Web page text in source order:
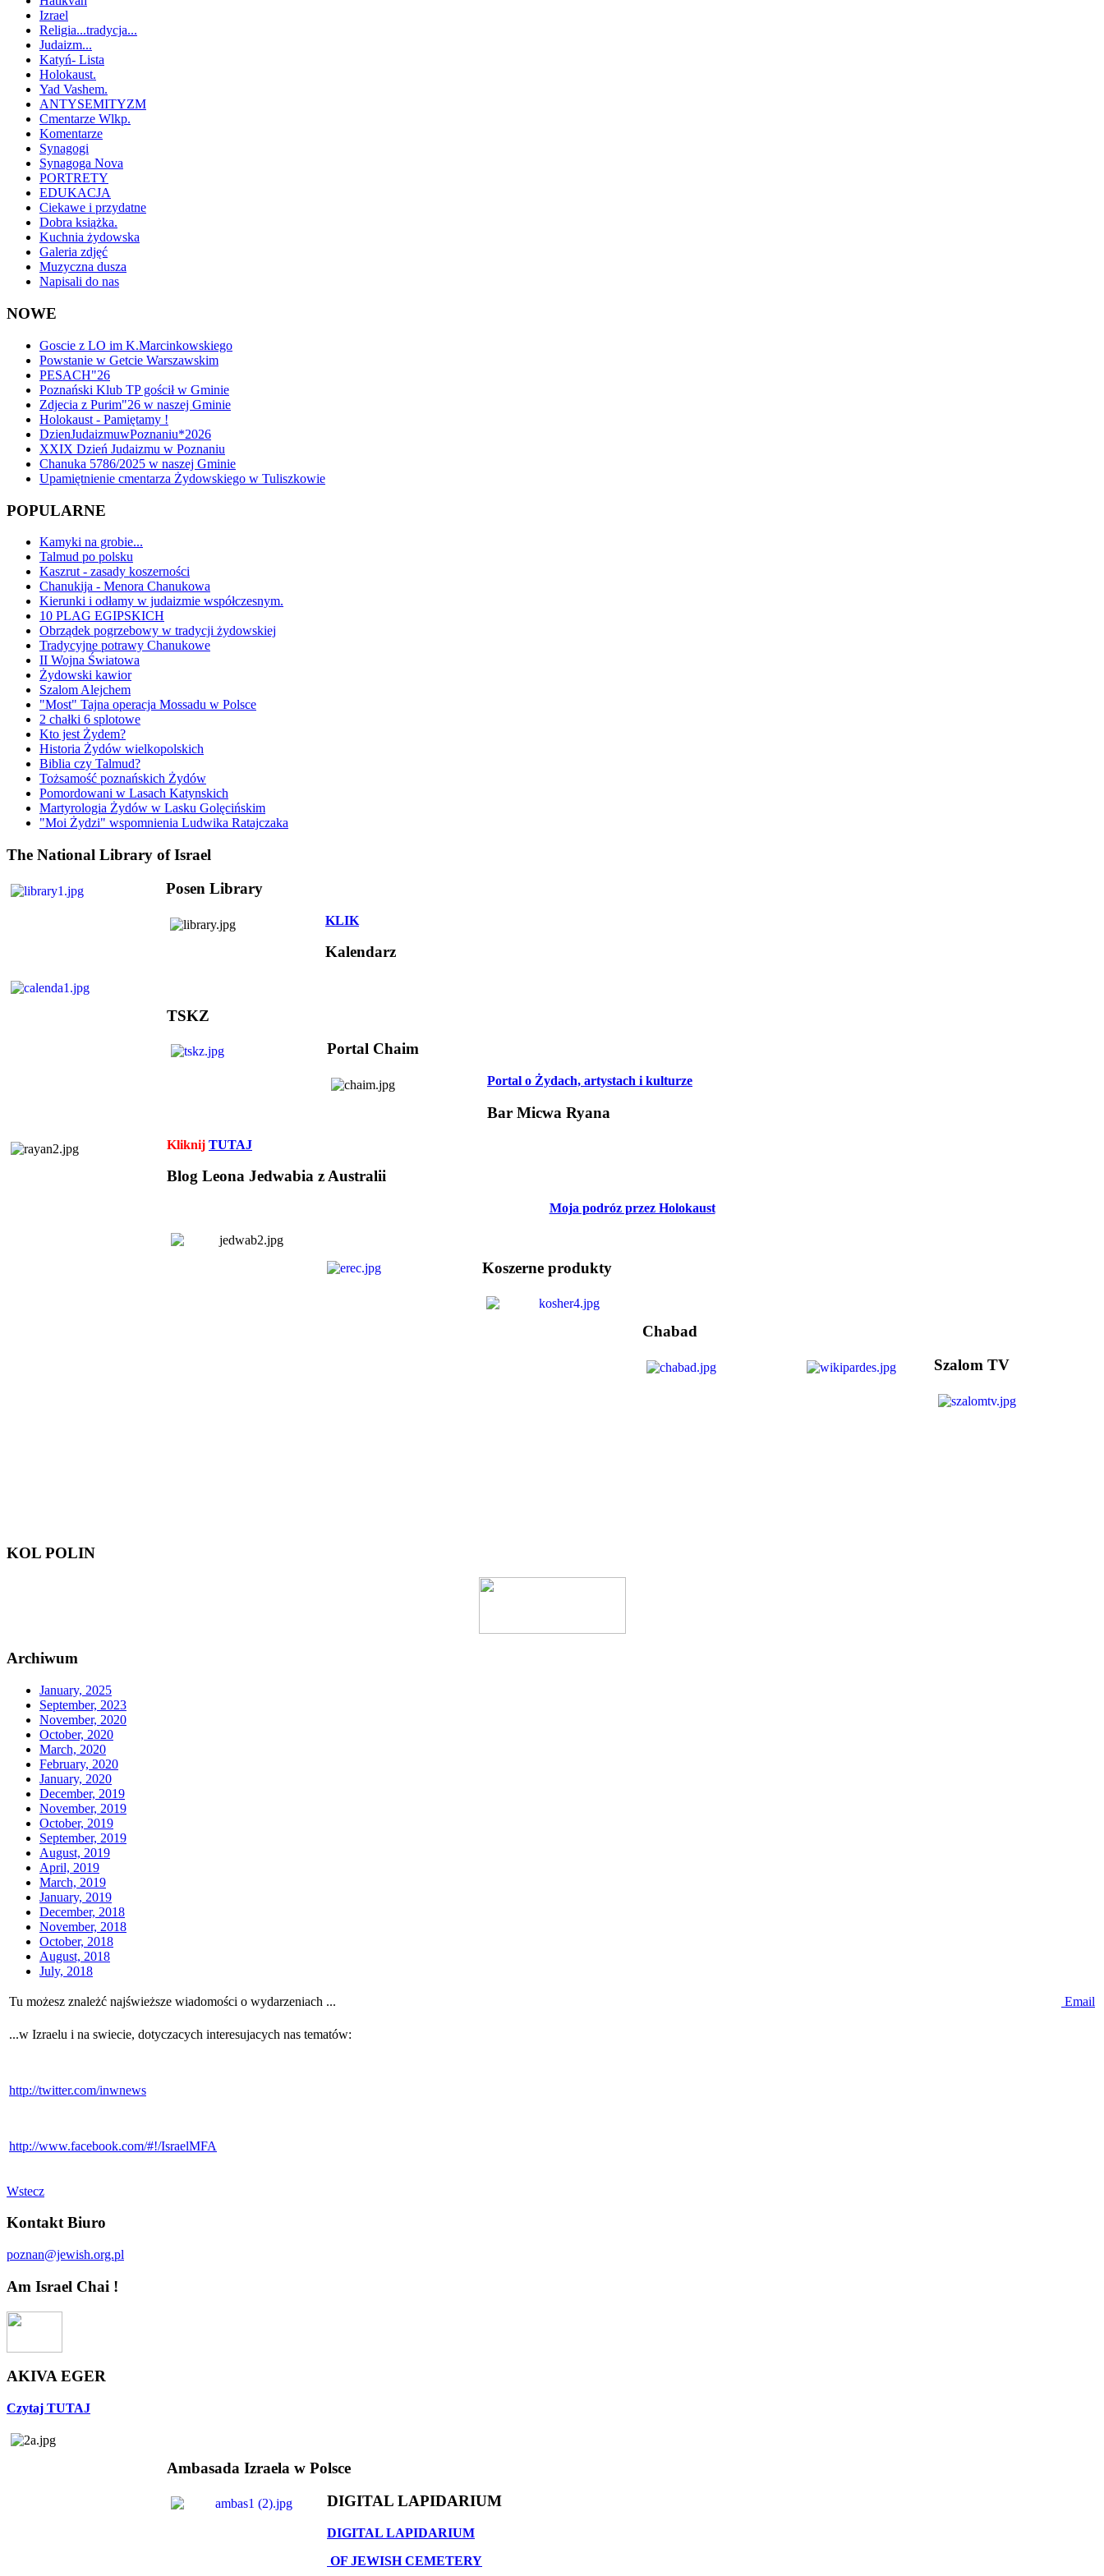
Izrael
Religia...tradycja...
Judaizm...
Katyń- Lista
Holokaust.
Yad Vashem.
ANTYSEMITYZM
Cmentarze Wlkp.
Komentarze
Synagogi
Synagoga Nova
PORTRETY
EDUKACJA
Ciekawe i przydatne
Dobra książka.
Kuchnia żydowska
Galeria zdjęć
Muzyczna dusza
Napisali do nas
NOWE
Goscie z LO im K.Marcinkowskiego
Powstanie w Getcie Warszawskim
PESACH"26
Poznański Klub TP gościł w Gminie
Zdjecia z Purim"26 w naszej Gminie
Holokaust - Pamiętamy !
DzienJudaizmuwPoznaniu*2026
XXIX Dzień Judaizmu w Poznaniu
Chanuka 5786/2025 w naszej Gminie
Upamiętnienie cmentarza Żydowskiego w Tuliszkowie
POPULARNE
Kamyki na grobie...
Talmud po polsku
Kaszrut - zasady koszerności
Chanukija - Menora Chanukowa
Kierunki i odłamy w judaizmie współczesnym.
10 PLAG EGIPSKICH
Obrządek pogrzebowy w tradycji żydowskiej
Tradycyjne potrawy Chanukowe
II Wojna Światowa
Żydowski kawior
Szalom Alejchem
"Most" Tajna operacja Mossadu w Polsce
2 chałki 6 splotowe
Kto jest Żydem?
Historia Żydów wielkopolskich
Biblia czy Talmud?
Tożsamość poznańskich Żydów
Pomordowani w Lasach Katynskich
Martyrologia Żydów w Lasku Golęcińskim
"Moi Żydzi" wspomnienia Ludwika Ratajczaka
The National Library of Israel
Posen Library
KLIK
Kalendarz
TSKZ
Portal Chaim
Portal o Żydach, artystach i kulturze
Bar Micwa Ryana
Kliknij TUTAJ
Blog Leona Jedwabia z Australii
Moja podróz przez Holokaust
Koszerne produkty
Chabad
Szalom TV
KOL POLIN
Archiwum
January, 2025
September, 2023
November, 2020
October, 2020
March, 2020
February, 2020
January, 2020
December, 2019
November, 2019
October, 2019
September, 2019
August, 2019
April, 2019
March, 2019
January, 2019
December, 2018
November, 2018
October, 2018
August, 2018
July, 2018
Tu możesz znależć najświeższe wiadomości o wydarzeniach ... Email
...w Izraelu i na swiecie, dotyczacych interesujacych nas tematów:
http://twitter.com/inwnews
http://www.facebook.com/#!/IsraelMFA
Wstecz
Kontakt Biuro
poznan@jewish.org.pl
Am Israel Chai !
AKIVA EGER
Czytaj TUTAJ
Ambasada Izraela w Polsce
DIGITAL LAPIDARIUM
DIGITAL LAPIDARIUM
OF JEWISH CEMETERY